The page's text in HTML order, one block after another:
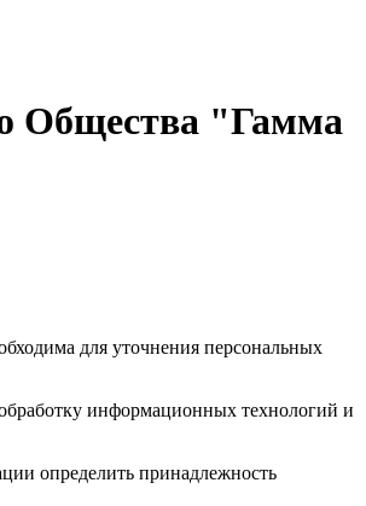
Общества "Гамма
для уточнения персональных
информационных технологий и
определить принадлежность